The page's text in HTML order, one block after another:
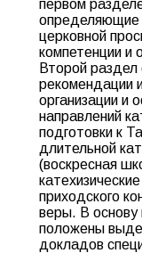
первом
определяющие
церковной
компетенции и
Второй
рекомендации
организации и
направлений
подготовки к
длительной
(воскресная
приходского
веры. В основу
положены
докладов